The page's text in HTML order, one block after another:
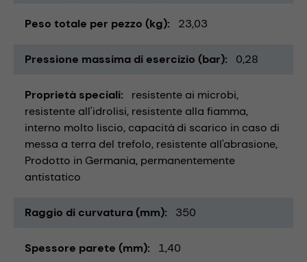
Peso totale per pezzo (kg) 23,03
Pressione massima di esercizio (bar) 0,28
Proprietà speciali
resistente ai microbi
resistente all'idrolisi resistente alla fiamma
interno molto liscio capacità di scarico in caso di
messa a terra del trefolo resistente all'abrasione
Prodotto in Germania permanentemente
antistatico
Raggio di curvatura (mm) 350
Spessore parete (mm) 1,40